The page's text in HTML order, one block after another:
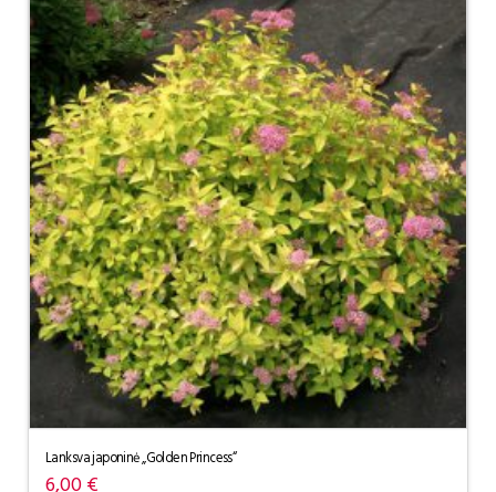
Lanksva japoninė „Golden Princess“
6,00€